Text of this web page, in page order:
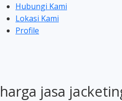
Hubungi Kami
Lokasi Kami
Profile
harga jasa